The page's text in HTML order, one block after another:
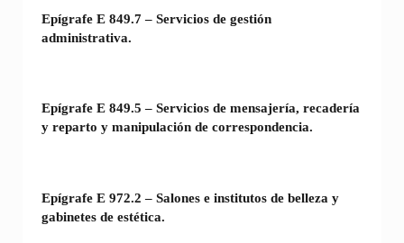
Epígrafe E 849.7 – Servicios de gestión
administrativa.
Epígrafe E 849.5 – Servicios de mensajería, recadería
y reparto y manipulación de correspondencia.
Epígrafe E 972.2 – Salones e institutos de belleza y
gabinetes de estética.